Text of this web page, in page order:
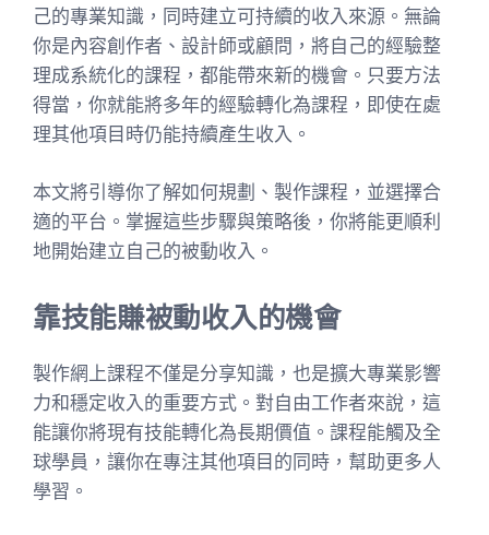
己的專業知識，同時建立可持續的收入來源。無論
你是內容創作者、設計師或顧問，將自己的經驗整
理成系統化的課程，都能帶來新的機會。只要方法
得當，你就能將多年的經驗轉化為課程，即使在處
理其他項目時仍能持續產生收入。
本文將引導你了解如何規劃、製作課程，並選擇合
適的平台。掌握這些步驟與策略後，你將能更順利
地開始建立自己的被動收入。
靠技能賺被動收入的機會
製作網上課程不僅是分享知識，也是擴大專業影響
力和穩定收入的重要方式。對自由工作者來說，這
能讓你將現有技能轉化為長期價值。課程能觸及全
球學員，讓你在專注其他項目的同時，幫助更多人
學習。